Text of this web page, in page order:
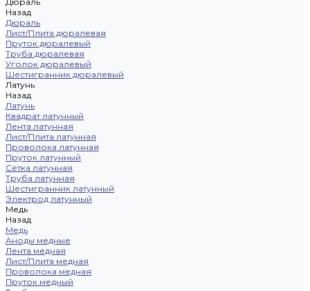
Назад
Дюраль
Лист/Плита дюралевая
Пруток дюралевый
Труба дюралевая
Уголок дюралевый
Шестигранник дюралевый
Латунь
Назад
Латунь
Квадрат латунный
Лента латунная
Лист/Плита латунная
Проволока латунная
Пруток латунный
Сетка латунная
Труба латунная
Шестигранник латунный
Электрод латунный
Медь
Назад
Медь
Аноды медные
Лента медная
Лист/Плита медная
Проволока медная
Пруток медный